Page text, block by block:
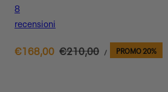
8
recensioni
Prezzo
€168,00 Prezzo
€210,00
PREZZO
UNITARIO
/PERPROMO 20%